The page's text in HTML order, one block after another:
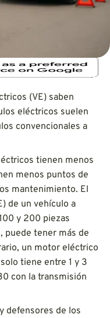
(VE) saben
eléctricos suelen
convencionales a
tienen menos
menos puntos de
mantenimiento. El
de un vehículo a
y 200 piezas
puede tener más de
un motor eléctrico
tiene entre 1 y 3
con la transmisión
defensores de los